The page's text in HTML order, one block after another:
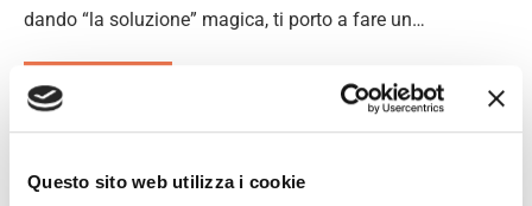
Questo sito web utilizza i cookie
dando “la soluzione” magica, ti porto a fare un…